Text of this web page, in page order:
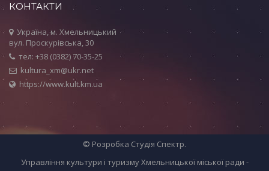
КОНТАКТИ
Україна, м. Хмельницький
вул. Проскурівська, 30
тел: +38 (0382) 70-35-25
kultura_xm@ukr.net
https://www.kult.km.ua
© Розробка Студія Спектр.
Управління культури і туризму Хмельницької міської ради -